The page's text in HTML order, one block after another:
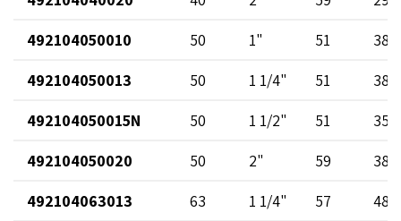
492104050010
50 1" 51
38
492104050013
50 1 1/4" 51
38
492104050015N
50 1 1/2" 51
35
492104050020
50 2" 59
38
492104063013
63 1 1/4" 57
48